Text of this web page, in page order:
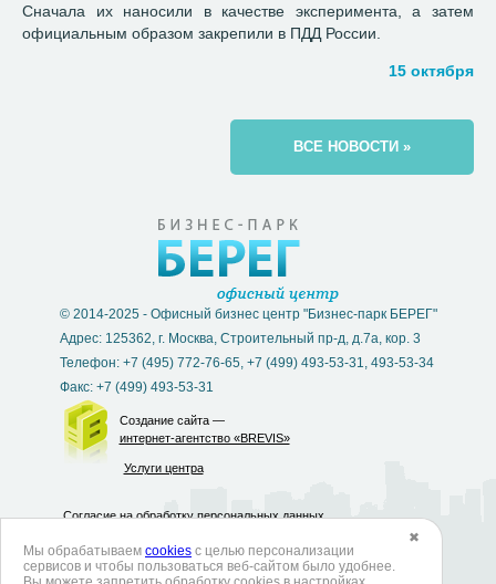
Сначала их наносили в качестве эксперимента, а затем
официальным образом закрепили в ПДД России.
15 октября
ВСЕ НОВОСТИ »
© 2014-2025 - Офисный бизнес центр "Бизнес-парк БЕРЕГ"
Адрес: 125362, г. Москва, Строительный пр-д, д.7а, кор. 3
Телефон: +7 (495) 772-76-65, +7 (499) 493-53-31, 493-53-34
Факс: +7 (499) 493-53-31
Создание сайта —
интернет-агентство «BREVIS»
Услуги центра
Согласие на обработку персональных данных
Политика в отношении обработки персональных данных
✖
Мы обрабатываем cookies с целью персонализации
сервисов и чтобы пользоваться веб-сайтом было удобнее.